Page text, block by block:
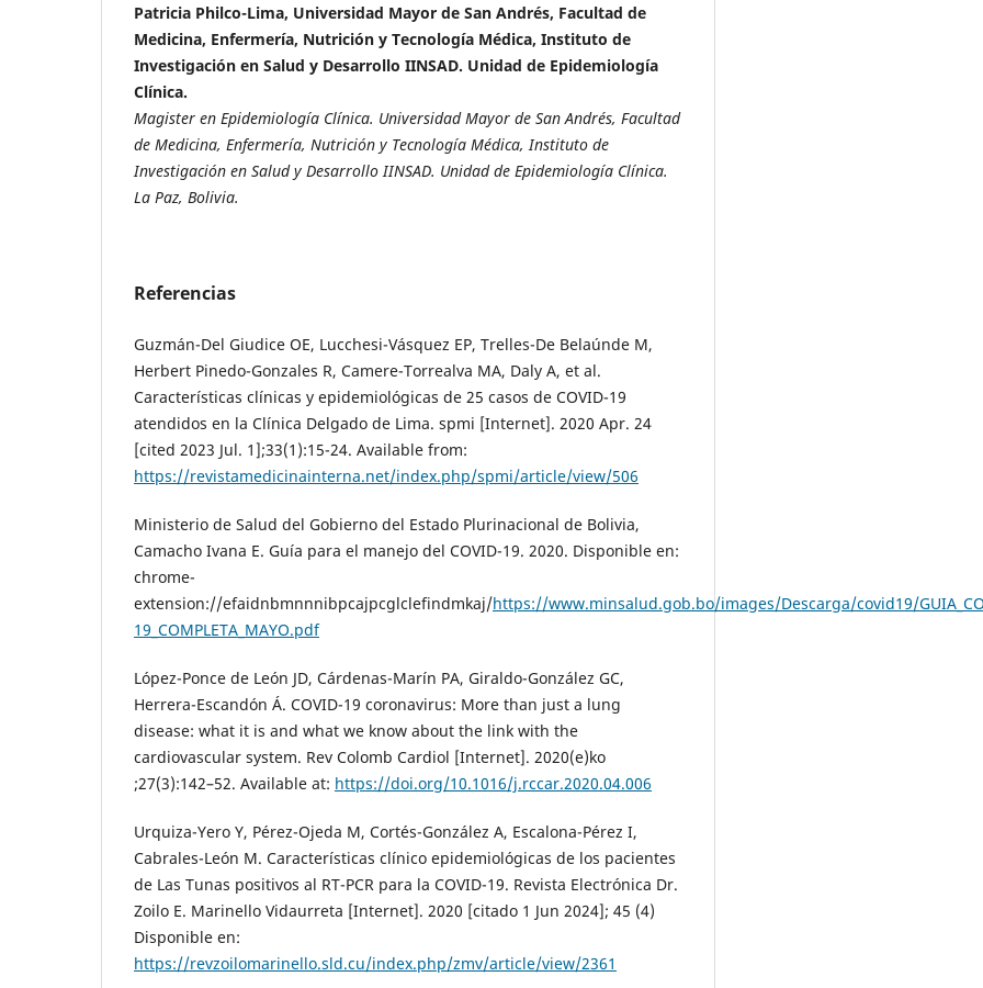
Patricia Philco-Lima, Universidad Mayor de San Andrés, Facultad de
Medicina, Enfermería, Nutrición y Tecnología Médica, Instituto de
Investigación en Salud y Desarrollo IINSAD. Unidad de Epidemiología
Clínica.
Magister en Epidemiología Clínica. Universidad Mayor de San Andrés, Facultad
de Medicina, Enfermería, Nutrición y Tecnología Médica, Instituto de
Investigación en Salud y Desarrollo IINSAD. Unidad de Epidemiología Clínica.
La Paz, Bolivia.
Referencias
Guzmán-Del Giudice OE, Lucchesi-Vásquez EP, Trelles-De Belaúnde M,
Herbert Pinedo-Gonzales R, Camere-Torrealva MA, Daly A, et al.
Características clínicas y epidemiológicas de 25 casos de COVID-19
atendidos en la Clínica Delgado de Lima. spmi [Internet]. 2020 Apr. 24
[cited 2023 Jul. 1];33(1):15-24. Available from:
https://revistamedicinainterna.net/index.php/spmi/article/view/506
Ministerio de Salud del Gobierno del Estado Plurinacional de Bolivia,
Camacho Ivana E. Guía para el manejo del COVID-19. 2020. Disponible en:
chrome-
extension://efaidnbmnnnibpcajpcglclefindmkaj/https://www.minsalud.gob.bo/images/Descarga/covid19/
19_COMPLETA_MAYO.pdf
López-Ponce de León JD, Cárdenas-Marín PA, Giraldo-González GC,
Herrera-Escandón Á. COVID-19 coronavirus: More than just a lung
disease: what it is and what we know about the link with the
cardiovascular system. Rev Colomb Cardiol [Internet]. 2020(e)ko
;27(3):142–52. Available at: https://doi.org/10.1016/j.rccar.2020.04.006
Urquiza-Yero Y, Pérez-Ojeda M, Cortés-González A, Escalona-Pérez I,
Cabrales-León M. Características clínico epidemiológicas de los pacientes
de Las Tunas positivos al RT-PCR para la COVID-19. Revista Electrónica Dr.
Zoilo E. Marinello Vidaurreta [Internet]. 2020 [citado 1 Jun 2024]; 45 (4)
Disponible en:
https://revzoilomarinello.sld.cu/index.php/zmv/article/view/2361